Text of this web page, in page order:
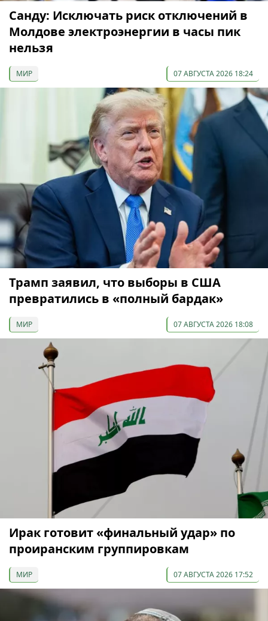
Санду: Исключать риск отключений в
Молдове электроэнергии в часы пик
нельзя
МИР 07 АВГУСТА 2026 18:24
Трамп заявил, что выборы в США
превратились в «полный бардак»
МИР 07 АВГУСТА 2026 18:08
Ирак готовит «финальный удар» по
проиранским группировкам
МИР 07 АВГУСТА 2026 17:52